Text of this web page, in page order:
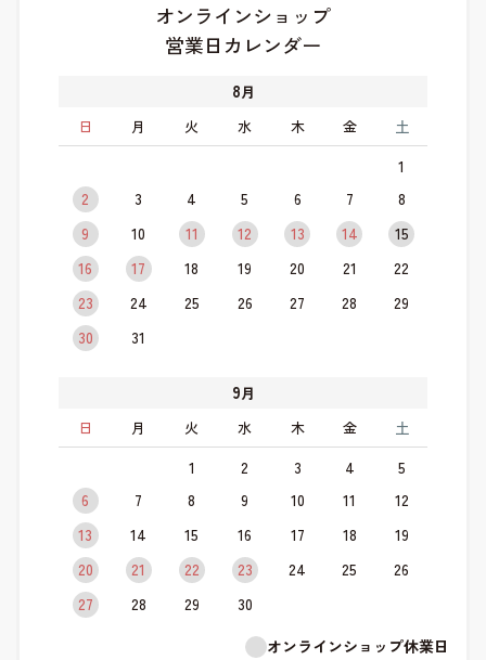
オンラインショップ
営業日カレンダー
8月
日
月 火 水 木 金 土
1
2
3 4 5 6 7
8
9
10 11 12 13 14
15
16
17 18 19 20 21
22
23
24 25 26 27 28
29
30
31
9月
日
月 火 水 木 金 土
1 2 3 4
5
6
7 8 9 10 11
12
13
14 15 16 17 18
19
20
21 22 23 24 25
26
27
28 29
30
オンラインショップ休業日